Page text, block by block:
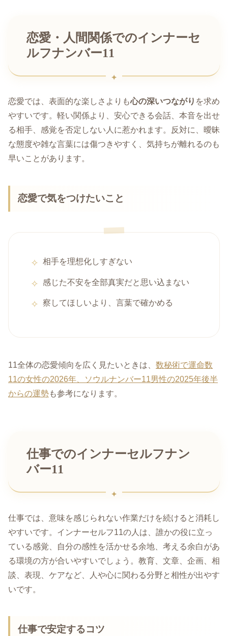
恋愛・人間関係でのインナーセ
ルフナンバー11
恋愛では、表面的な楽しさよりも心の深いつながり を求め
やすいです。軽い関係より、安心できる会話、本音を出せ
る相手、感覚を否定しない人に惹かれます。反対に、曖昧
な態度や雑な言葉には傷つきやすく、気持ちが離れるのも
早いことがあります。
恋愛で気をつけたいこと
相手を理想化しすぎない
感じた不安を全部真実だと思い込まない
察してほしいより、言葉で確かめる
11全体の恋愛傾向を広く見たいときは、 数秘術で運命数
11の女性の2026年、ソウルナンバー11男性の2025年後半
からの運勢も参考になります。
仕事でのインナーセルフナン
バー11
仕事では、意味を感じられない作業だけを続けると消耗し
やすいです。インナーセルフ11の人は、誰かの役に立っ
ている感覚、自分の感性を活かせる余地、考える余白があ
る環境の方が合いやすいでしょう。教育、文章、企画、相
談、表現、ケアなど、人や心に関わる分野と相性が出やす
いです。
仕事で安定するコツ